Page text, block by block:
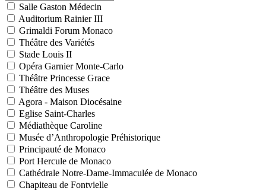
Salle Gaston Médecin
Auditorium Rainier III
Grimaldi Forum Monaco
Théâtre des Variétés
Stade Louis II
Opéra Garnier Monte-Carlo
Théâtre Princesse Grace
Théâtre des Muses
Agora - Maison Diocésaine
Eglise Saint-Charles
Médiathèque Caroline
Musée d’Anthropologie Préhistorique
Principauté de Monaco
Port Hercule de Monaco
Cathédrale Notre-Dame-Immaculée de Monaco
Chapiteau de Fontvielle